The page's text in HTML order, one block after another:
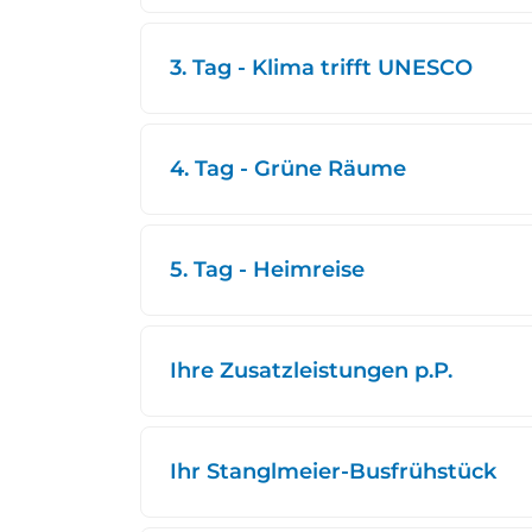
3. Tag - Klima trifft UNESCO
4. Tag - Grüne Räume
5. Tag - Heimreise
Ihre Zusatzleistungen p.P.
Ihr Stanglmeier-Busfrühstück